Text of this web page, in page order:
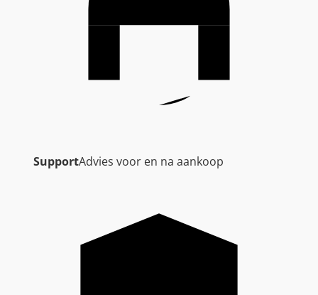
SupportAdvies voor en na aankoop